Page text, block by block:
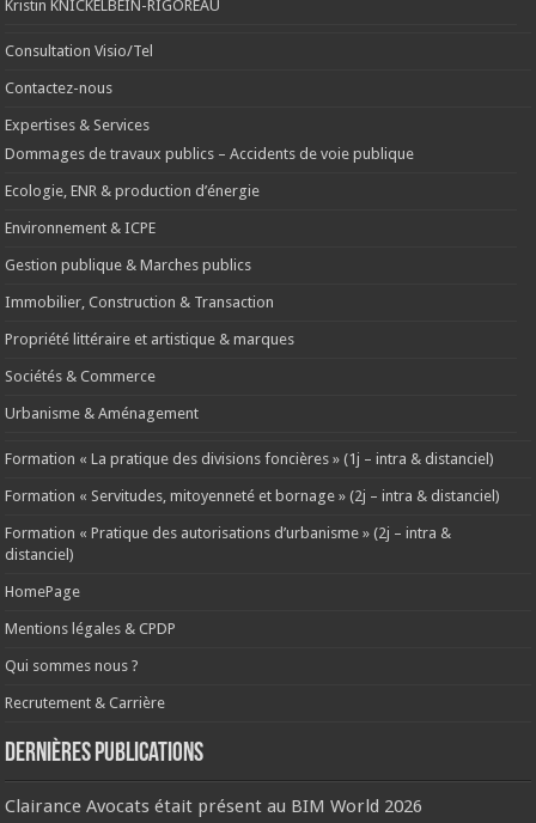
Kristin KNICKELBEIN-RIGOREAU
Consultation Visio/Tel
Contactez-nous
Expertises & Services
Dommages de travaux publics – Accidents de voie publique
Ecologie, ENR & production d’énergie
Environnement & ICPE
Gestion publique & Marches publics
Immobilier, Construction & Transaction
Propriété littéraire et artistique & marques
Sociétés & Commerce
Urbanisme & Aménagement
Formation « La pratique des divisions foncières » (1j – intra & distanciel)
Formation « Servitudes, mitoyenneté et bornage » (2j – intra & distanciel)
Formation « Pratique des autorisations d’urbanisme » (2j – intra &
distanciel)
HomePage
Mentions légales & CPDP
Qui sommes nous ?
Recrutement & Carrière
Dernières publications
Clairance Avocats était présent au BIM World 2026